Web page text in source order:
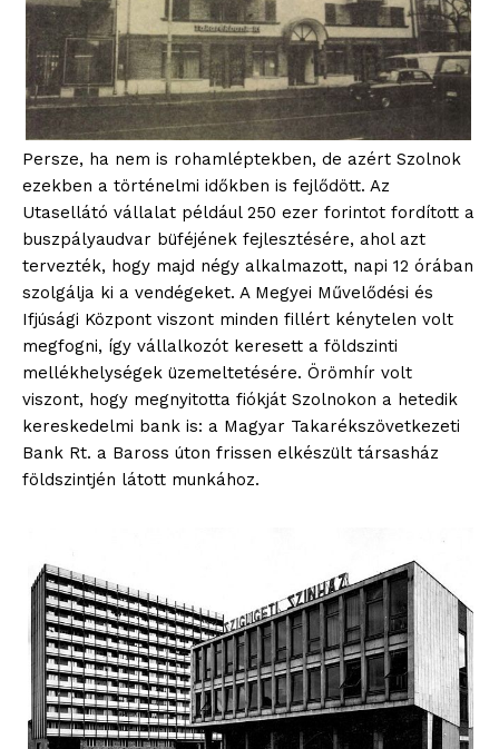
Persze, ha nem is rohamléptekben, de azért Szolnok
ezekben a történelmi időkben is fejlődött. Az
Utasellátó vállalat például 250 ezer forintot fordított a
buszpályaudvar büféjének fejlesztésére, ahol azt
tervezték, hogy majd négy alkalmazott, napi 12 órában
szolgálja ki a vendégeket. A Megyei Művelődési és
Ifjúsági Központ viszont minden fillért kénytelen volt
megfogni, így vállalkozót keresett a földszinti
mellékhelységek üzemeltetésére. Örömhír volt
viszont, hogy megnyitotta fiókját Szolnokon a hetedik
kereskedelmi bank is: a Magyar Takarékszövetkezeti
Bank Rt. a Baross úton frissen elkészült társasház
földszintjén látott munkához.